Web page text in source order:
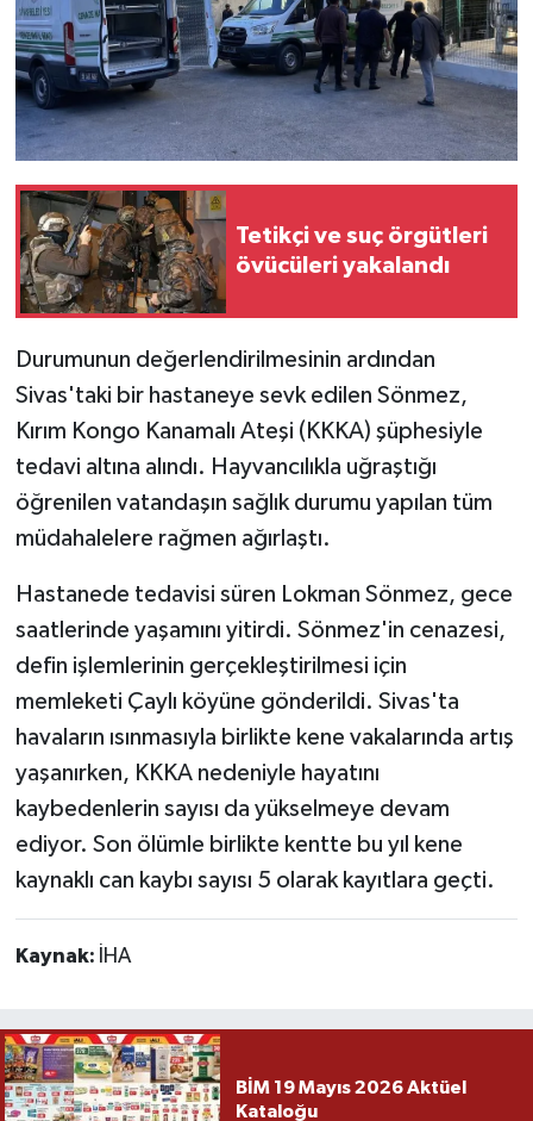
Tetikçi ve suç örgütleri
övücüleri yakalandı
Durumunun değerlendirilmesinin ardından
Sivas'taki bir hastaneye sevk edilen Sönmez,
Kırım Kongo Kanamalı Ateşi (KKKA) şüphesiyle
tedavi altına alındı. Hayvancılıkla uğraştığı
öğrenilen vatandaşın sağlık durumu yapılan tüm
müdahalelere rağmen ağırlaştı.
Hastanede tedavisi süren Lokman Sönmez, gece
saatlerinde yaşamını yitirdi. Sönmez'in cenazesi,
defin işlemlerinin gerçekleştirilmesi için
memleketi Çaylı köyüne gönderildi. Sivas'ta
havaların ısınmasıyla birlikte kene vakalarında artış
yaşanırken, KKKA nedeniyle hayatını
kaybedenlerin sayısı da yükselmeye devam
ediyor. Son ölümle birlikte kentte bu yıl kene
kaynaklı can kaybı sayısı 5 olarak kayıtlara geçti.
Kaynak: İHA
BİM 19 Mayıs 2026 Aktüel
Kataloğu